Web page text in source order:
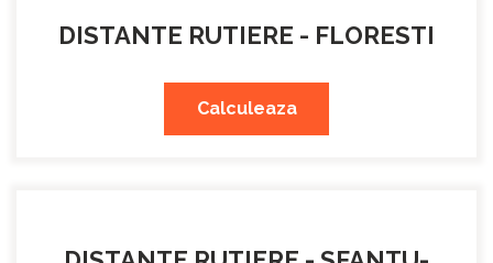
DISTANTE RUTIERE - FLORESTI
Calculeaza